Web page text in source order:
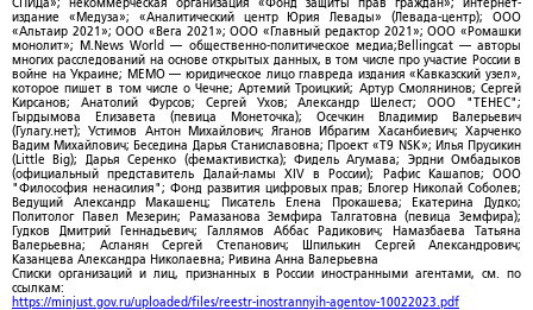
издание «Медуза»; «Аналитический центр Юрия Левады» (Левада-центр); ООО
«Альтаир 2021»; ООО «Вега 2021»; ООО «Главный редактор 2021»; ООО «Ромашки
монолит»; M.News World — общественно-политическое медиа;Bellingcat — авторы
многих расследований на основе открытых данных, в том числе про участие России в
войне на Украине; МЕМО — юридическое лицо главреда издания «Кавказский узел»,
которое пишет в том числе о Чечне; Артемий Троицкий; Артур Смолянинов; Сергей
Кирсанов; Анатолий Фурсов; Сергей Ухов; Александр Шелест; ООО "ТЕНЕС";
Гырдымова Елизавета (певица Монеточка); Осечкин Владимир Валерьевич
(Гулагу.нет); Устимов Антон Михайлович; Яганов Ибрагим Хасанбиевич; Харченко
Вадим Михайлович; Беседина Дарья Станиславовна; Проект «T9 NSK»; Илья Прусикин
(Little Big); Дарья Серенко (фемактивистка); Фидель Агумава; Эрдни Омбадыков
(официальный представитель Далай-ламы XIV в России); Рафис Кашапов; ООО
"Философия ненасилия"; Фонд развития цифровых прав; Блогер Николай Соболев;
Ведущий Александр Макашенц; Писатель Елена Прокашева; Екатерина Дудко;
Политолог Павел Мезерин; Рамазанова Земфира Талгатовна (певица Земфира);
Гудков Дмитрий Геннадьевич; Галлямов Аббас Радикович; Намазбаева Татьяна
Валерьевна; Асланян Сергей Степанович; Шпилькин Сергей Александрович;
Казанцева Александра Николаевна; Ривина Анна Валерьевна
Списки организаций и лиц, признанных в России иностранными агентами, см. по
ссылкам:
https://minjust.gov.ru/uploaded/files/reestr-inostrannyih-agentov-10022023.pdf